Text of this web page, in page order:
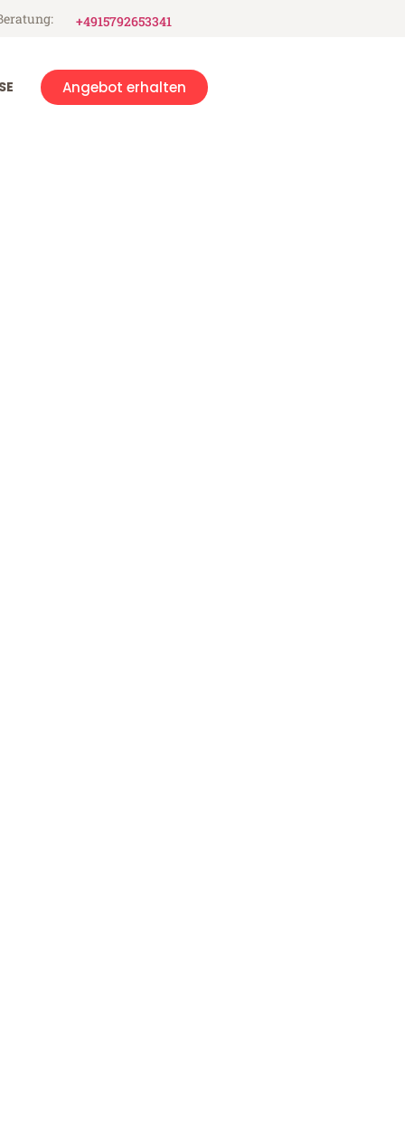
+4915792653341
Angebot erhalten